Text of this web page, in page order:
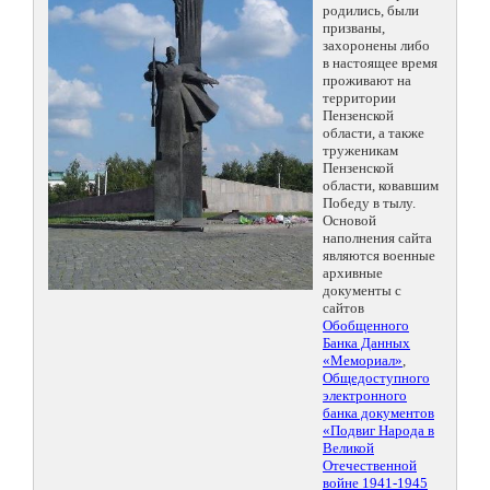
родились, были
призваны,
захоронены либо
в настоящее время
проживают на
территории
Пензенской
области, а также
труженикам
Пензенской
области, ковавшим
Победу в тылу.
Основой
наполнения сайта
являются военные
архивные
документы с
сайтов
Обобщенного
Банка Данных
«Мемориал»,
Общедоступного
электронного
банка документов
«Подвиг Народа в
Великой
Отечественной
войне 1941-1945